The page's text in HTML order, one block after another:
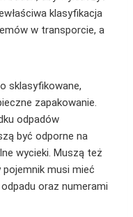
klasyfikacja
w transporcie, a
sklasyfikowane,
zapakowanie.
odpadów
być odporne na
wycieki. Muszą też
pojemnik musi mieć
oraz numerami